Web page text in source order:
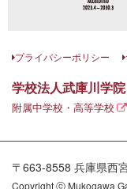
プライバシーポリシー
学校法人武庫川学
附属中学校・高等学校
〒663-8558 兵庫県西
Copyright ⓒ Mukogawa